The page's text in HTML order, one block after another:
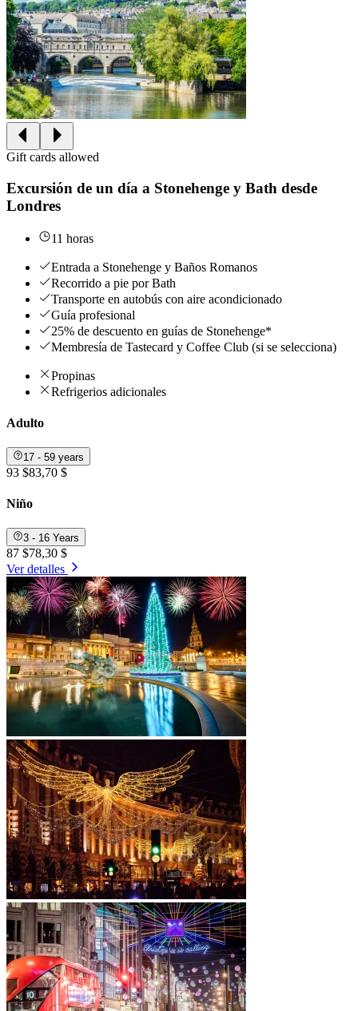
Gift cards allowed
Excursión de un día a Stonehenge y Bath desde
Londres
11 horas
Entrada a Stonehenge y Baños Romanos
Recorrido a pie por Bath
Transporte en autobús con aire acondicionado
Guía profesional
25% de descuento en guías de Stonehenge*
Membresía de Tastecard y Coffee Club (si se selecciona)
Propinas
Refrigerios adicionales
Adulto
17 - 59 years
93 $83,70 $
Niño
3 - 16 Years
87 $78,30 $
Ver detalles